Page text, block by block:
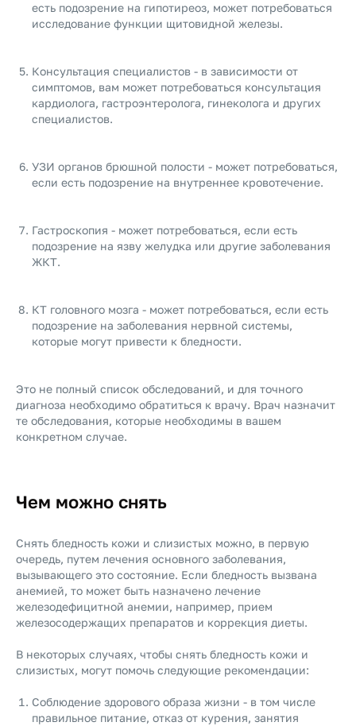
есть подозрение на гипотиреоз, может потребоваться
исследование функции щитовидной железы.
Консультация специалистов - в зависимости от
симптомов, вам может потребоваться консультация
кардиолога, гастроэнтеролога, гинеколога и других
специалистов.
УЗИ органов брюшной полости - может потребоваться,
если есть подозрение на внутреннее кровотечение.
Гастроскопия - может потребоваться, если есть
подозрение на язву желудка или другие заболевания
ЖКТ.
КТ головного мозга - может потребоваться, если есть
подозрение на заболевания нервной системы,
которые могут привести к бледности.
Это не полный список обследований, и для точного
диагноза необходимо обратиться к врачу. Врач назначит
те обследования, которые необходимы в вашем
конкретном случае.
Чем можно снять
Снять бледность кожи и слизистых можно, в первую
очередь, путем лечения основного заболевания,
вызывающего это состояние. Если бледность вызвана
анемией, то может быть назначено лечение
железодефицитной анемии, например, прием
железосодержащих препаратов и коррекция диеты.
В некоторых случаях, чтобы снять бледность кожи и
слизистых, могут помочь следующие рекомендации:
Соблюдение здорового образа жизни - в том числе
правильное питание, отказ от курения, занятия